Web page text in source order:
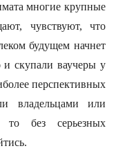
многие крупные
чувствуют, что
будущем начнет
и скупали ваучеры у
перспективных
владельцами или
то без серьезных